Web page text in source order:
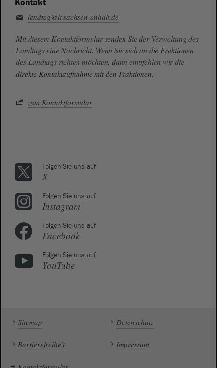
Kontakt
landtag@lt.sachsen-anhalt.de
Mit diesem Kontaktformular senden Sie der Verwaltung des
Landtags eine Nachricht. Wenn Sie sich an die Fraktionen
des Landtags richten möchten, dann empfehlen wir die
direkte Kontaktaufnahme mit den Fraktionen.
zum Kontaktformular
Folgen Sie uns auf
X
Folgen Sie uns auf
Instagram
Folgen Sie uns auf
Facebook
Folgen Sie uns auf
YouTube
Sitemap Datenschutz
Barrierefreiheit Impressum